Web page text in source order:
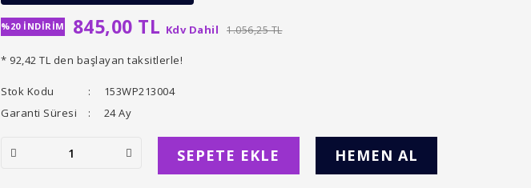
%20 İNDİRİM 845,00 TL Kdv Dahil 1.056,25 TL
* 92,42 TL den başlayan taksitlerle!
Stok Kodu
153WP213004
Garanti Süresi
24 Ay
SEPETE EKLE HEMEN AL